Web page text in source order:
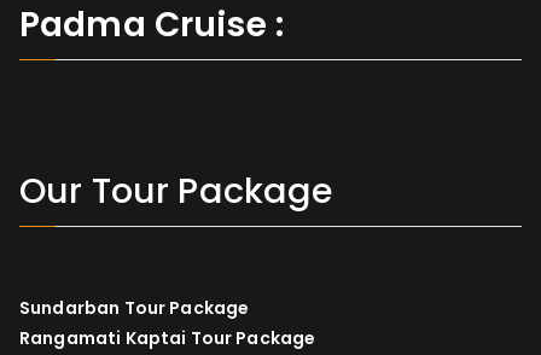
Padma Cruise :
Our Tour Package
Sundarban Tour Package
Rangamati Kaptai Tour Package